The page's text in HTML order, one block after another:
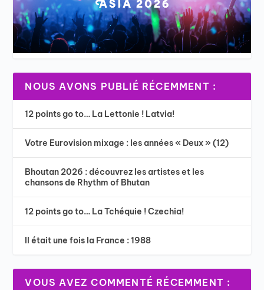
NOUS AVONS PUBLIÉ RÉCEMMENT :
12 points go to… La Lettonie ! Latvia!
Votre Eurovision mixage : les années « Deux » (12)
Bhoutan 2026 : découvrez les artistes et les
chansons de Rhythm of Bhutan
12 points go to… La Tchéquie ! Czechia!
Il était une fois la France : 1988
VOUS AVEZ COMMENTÉ RÉCEMMENT :